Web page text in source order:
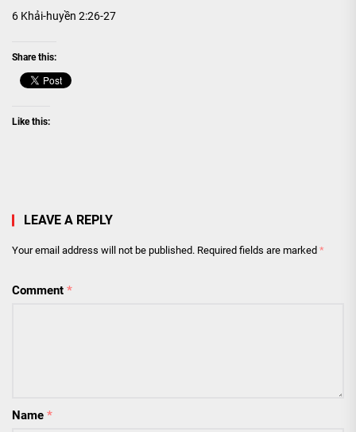
6 Khải-huyền 2:26-27
Share this:
Like this:
LEAVE A REPLY
Your email address will not be published. Required fields are marked *
Comment *
Name *